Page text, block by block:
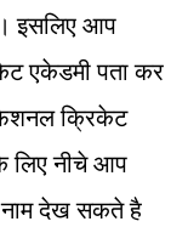
इसलिए आप
एकेडमी पता कर
क्रिकेट
लिए नीचे आप
देख सकते है